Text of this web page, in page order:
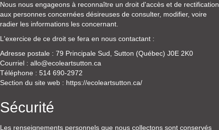
Nous nous engageons à reconnaître un droit d'accès et de rectification
aux personnes concernées désireuses de consulter, modifier, voire
radier les informations les concernant.
L'exercice de ce droit se fera en nous contactant :
Adresse postale : 79 Principale Sud, Sutton (Québec) J0E 2K0
Courriel : allo@ecoleartsutton.ca
Téléphone : 514 690-2972
Section du site web : https://ecoleartsutton.ca/
Sécurité
Les renseignements personnels que nous collectons sont conservés